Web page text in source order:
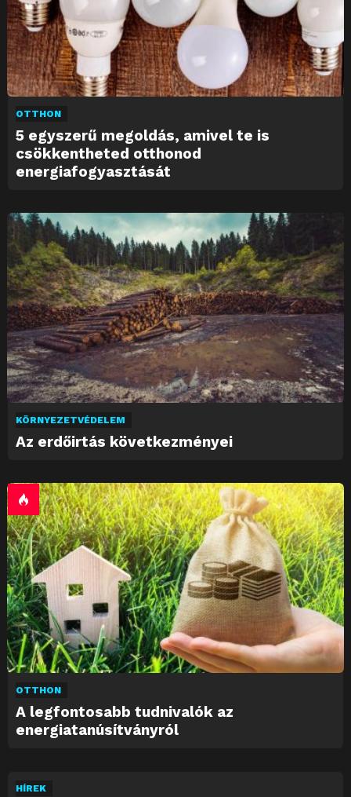
OTTHON
5 egyszerű megoldás, amivel te is
csökkentheted otthonod
energiafogyasztását
KÖRNYEZETVÉDELEM
Az erdőirtás következményei
OTTHON
A legfontosabb tudnivalók az
energiatanúsítványról
HÍREK